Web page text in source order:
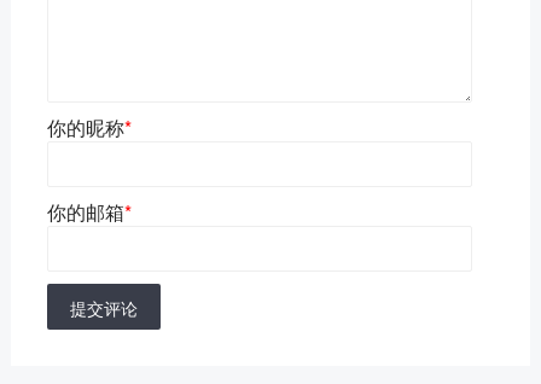
你的昵称*
你的邮箱*
提交评论